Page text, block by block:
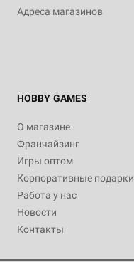
Адреса магазинов
HOBBY GAMES
О магазине
Франчайзинг
Игры оптом
Корпоративные подарки
Работа у нас
Новости
Контакты